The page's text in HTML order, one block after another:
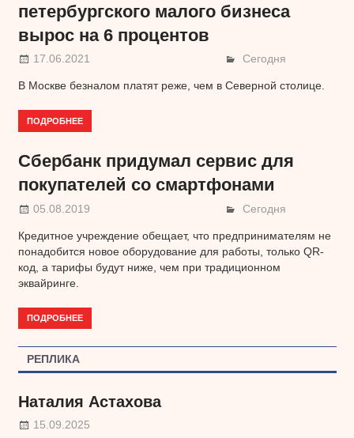
петербургского малого бизнеса
вырос на 6 процентов
17.06.2021 Сегодня
В Москве безналом платят реже, чем в Северной столице.
ПОДРОБНЕЕ
Сбербанк придумал сервис для
покупателей со смартфонами
05.08.2019 Сегодня
Кредитное учреждение обещает, что предпринимателям не
понадобится новое оборудование для работы, только QR-
код, а тарифы будут ниже, чем при традиционном
эквайринге.
ПОДРОБНЕЕ
РЕПЛИКА
Наталия Астахова
15.09.2025